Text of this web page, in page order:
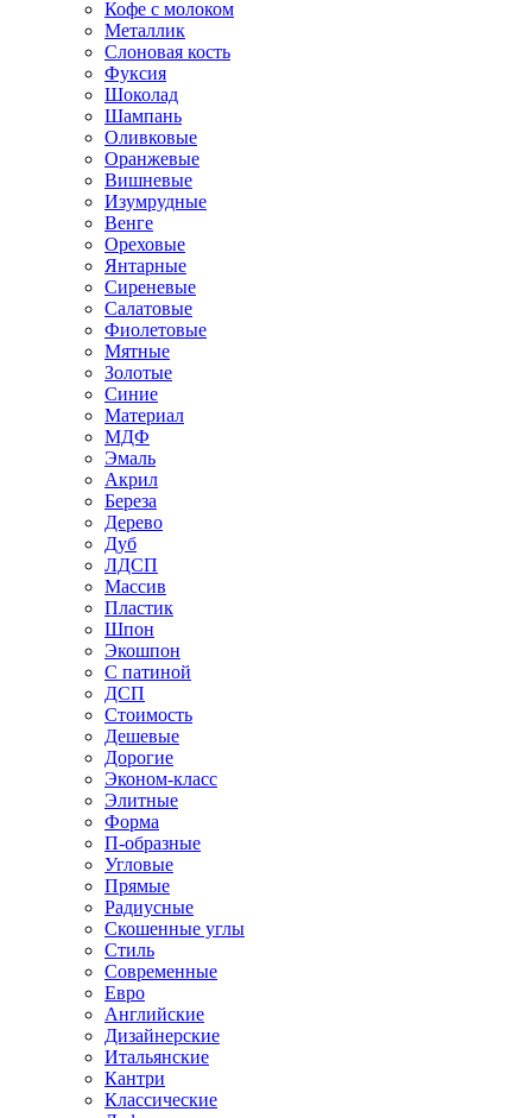
Кофе с молоком
Металлик
Слоновая кость
Фуксия
Шоколад
Шампань
Оливковые
Оранжевые
Вишневые
Изумрудные
Венге
Ореховые
Янтарные
Сиреневые
Салатовые
Фиолетовые
Мятные
Золотые
Синие
Материал
МДФ
Эмаль
Акрил
Береза
Дерево
Дуб
ЛДСП
Массив
Пластик
Шпон
Экошпон
С патиной
ДСП
Стоимость
Дешевые
Дорогие
Эконом-класс
Элитные
Форма
П-образные
Угловые
Прямые
Радиусные
Скошенные углы
Стиль
Современные
Евро
Английские
Дизайнерские
Итальянские
Кантри
Классические